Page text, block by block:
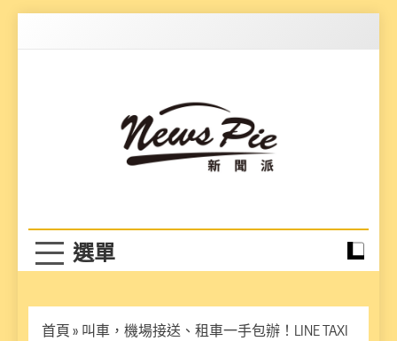
首頁 » 叫車，機場接送、租車一手包辦！LINE TAXI